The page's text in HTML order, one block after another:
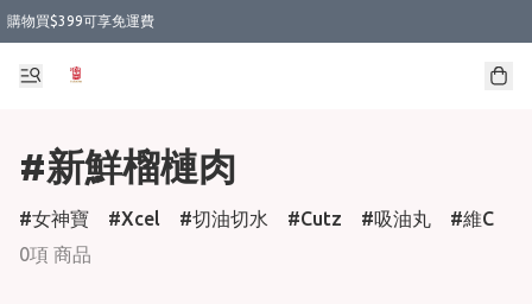
購物買$399可享免運費
#新鮮榴槤肉
女神寶 Xcel 切油切水 Cutz 吸油丸 維C
0項 商品